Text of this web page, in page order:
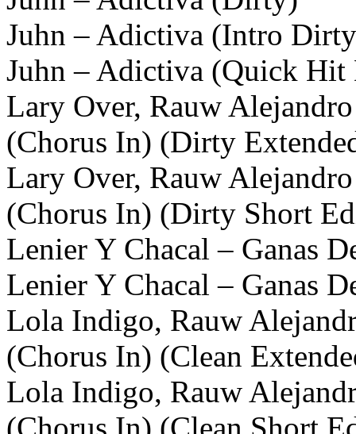
Juhn – Adictiva (Intro
Juhn – Adictiva (Quick
Lary Over, Rauw
(Chorus In) (Dirty
Lary Over, Rauw
(Chorus In) (Dirty Short
Lenier Y Chacal – Ganas
Lenier Y Chacal – Ganas
Lola Indigo, Rauw
(Chorus In) (Clean
Lola Indigo, Rauw
(Chorus In) (Clean Short